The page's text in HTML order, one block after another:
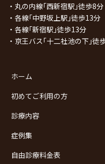
・丸の内線｢西新宿駅｣徒歩8分
・各線｢中野坂上駅｣徒歩13分
・各線｢新宿駅｣徒歩13分
・京王バス｢十二社池の下｣徒
ホーム
初めてご利用の方
診療内容
症例集
自由診療料金表